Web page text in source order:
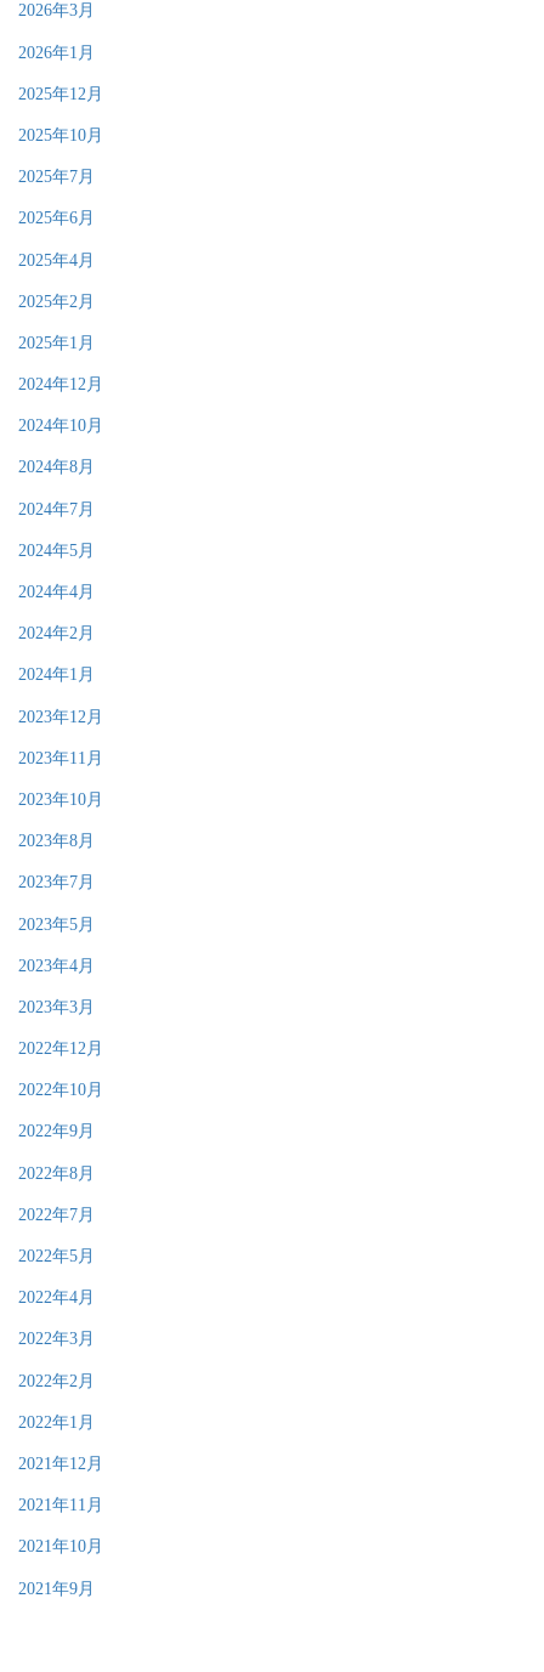
2026年3月
2026年1月
2025年12月
2025年10月
2025年7月
2025年6月
2025年4月
2025年2月
2025年1月
2024年12月
2024年10月
2024年8月
2024年7月
2024年5月
2024年4月
2024年2月
2024年1月
2023年12月
2023年11月
2023年10月
2023年8月
2023年7月
2023年5月
2023年4月
2023年3月
2022年12月
2022年10月
2022年9月
2022年8月
2022年7月
2022年5月
2022年4月
2022年3月
2022年2月
2022年1月
2021年12月
2021年11月
2021年10月
2021年9月